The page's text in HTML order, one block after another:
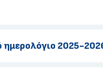
ημερολόγιο 2025-